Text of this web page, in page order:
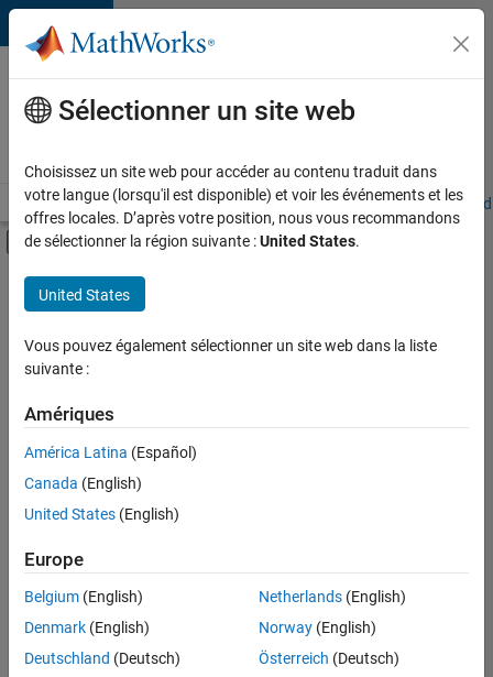
Passer au contenu
Votre
carrière
chez
Accueil Explorer nos opportunités Adresses de nos bureaux
Activer/désactiver l'affichage du menu
Contenu principal
FILTRER PAR
Programme destiné aux nouvelles carrières (EDG)
Applications et outils commerciaux
Globalisation
Actuellement,
aucune
offre
d'emploi
correspondant
à vos
critères
de
recherche.
Sélectionner un site web
Choisissez un site web pour accéder au contenu traduit dans
votre langue (lorsqu'il est disponible) et voir les événements et les
offres locales. D’après votre position, nous vous recommandons
de sélectionner la région suivante :United States.
United States
Vous pouvez également sélectionner un site web dans la liste
suivante :
Amériques
América Latina (Español)
Canada (English)
United States (English)
Europe
Belgium (English)
Denmark (English)
Deutschland (Deutsch)
Netherlands(English)
Norway(English)
Österreich (Deutsch)